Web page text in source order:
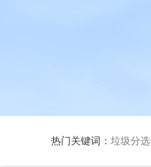
热门关键词： 垃圾分